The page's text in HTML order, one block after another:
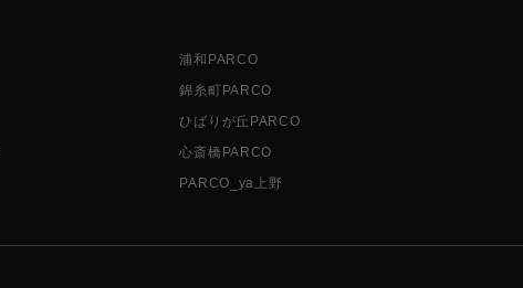
浦和PARCO
錦糸町PARCO
ひばりが丘PARCO
心斎橋PARCO
PARCO_ya上野